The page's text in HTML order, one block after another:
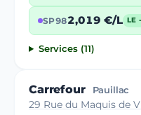
SP982,019 €/L LE
Services (11)
Carrefour Pauillac
29 Rue du Maquis de